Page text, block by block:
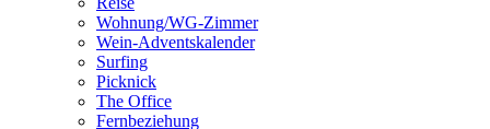
Wohnung/WG-Zimmer
Wein-Adventskalender
Surfing
Picknick
The Office
Fernbeziehung